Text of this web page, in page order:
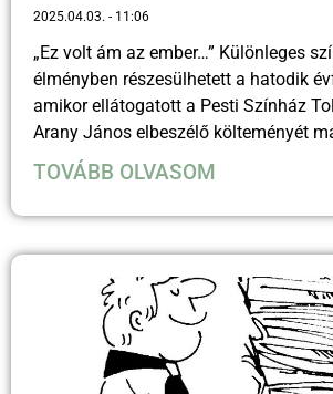
2025.04.03. 11:06
„Ez volt ám az ember…” Különleges
élményben részesülhetett a hatodik
amikor ellátogatott a Pesti Színház
Arany János elbeszélő költeményét
TOVÁBB OLVASOM